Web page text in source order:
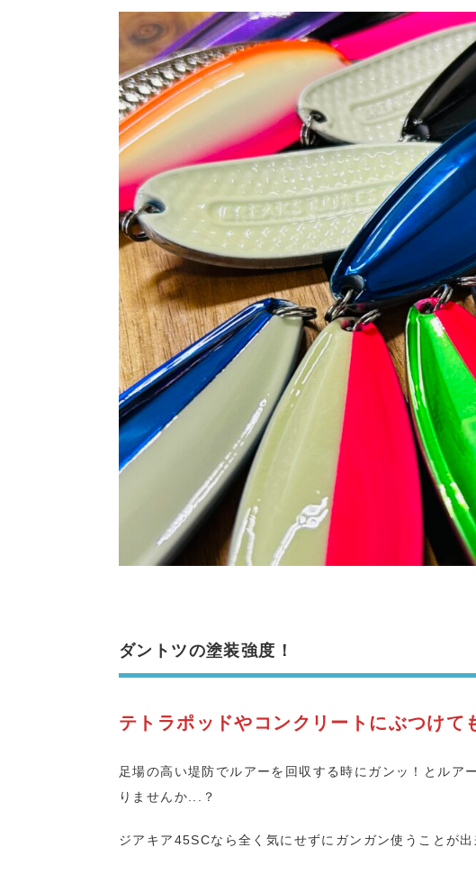
ダントツの塗装強度！
テトラポッドやコンクリートにぶつけて
足場の高い堤防でルアーを回収する時にガンッ！とルア
りませんか...？
ジアキア45SCなら全く気にせずにガンガン使うことが出